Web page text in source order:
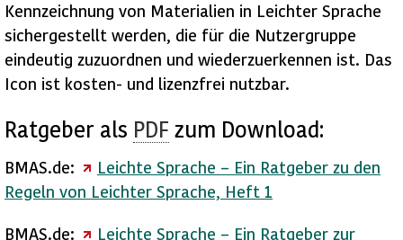
Kennzeichnung von Materialien in Leichter Sprache
sichergestellt werden, die für die Nutzergruppe
eindeutig zuzuordnen und wiederzuerkennen ist. Das
Icon ist kosten- und lizenzfrei nutzbar.
Ratgeber als PDF zum Download:
BMAS.de:
Leichte Sprache – Ein Ratgeber zu den
Regeln von Leichter Sprache, Heft 1
BMAS.de: Leichte Sprache – Ein Ratgeber zur